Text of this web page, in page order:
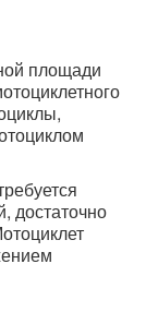
площади
достаточно